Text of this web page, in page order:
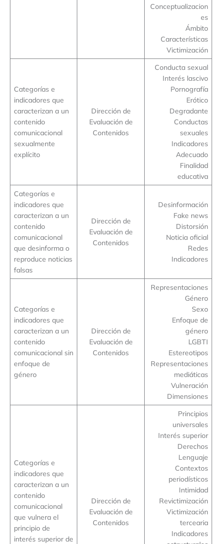
Conceptualizacion
es
Ámbito
Características
Victimización
Categorías e
indicadores que
caracterizan a un
contenido
comunicacional
sexualmente
explícito
Dirección de
Evaluación de
Contenidos
Conducta sexual
Interés lascivo
Pornografía
Erótico
Degradante
Conductas
sexuales
Indicadores
Adecuado
Finalidad
educativa
Categorías e
indicadores que
caracterizan a un
contenido
comunicacional
que desinforma o
reproduce noticias
falsas
Dirección de
Evaluación de
Contenidos
Desinformación
Fake news
Distorsión
Noticia oficial
Redes
Indicadores
Categorías e
indicadores que
caracterizan a un
contenido
comunicacional sin
enfoque de
género
Dirección de
Evaluación de
Contenidos
Representaciones
Género
Sexo
Enfoque de
género
LGBTI
Estereotipos
Representaciones
mediáticas
Vulneración
Dimensiones
Categorías e
indicadores que
caracterizan a un
contenido
comunicacional
que vulnera el
principio de
interés superior de
Dirección de
Evaluación de
Contenidos
Principios
universales
Interés superior
Derechos
Lenguaje
Contextos
periodísticos
Intimidad
Revictimización
Victimización
tercearia
Indicadores